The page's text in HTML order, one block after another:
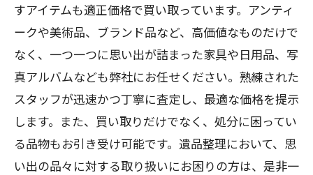
すアイテムも適正価格で買い取っています。アンティ
ークや美術品、ブランド品など、高価値なものだけで
なく、一つ一つに思い出が詰まった家具や日用品、写
真アルバムなども弊社にお任せください。熟練された
スタッフが迅速かつ丁寧に査定し、最適な価格を提示
します。また、買い取りだけでなく、処分に困ってい
る品物もお引き受け可能です。遺品整理において、思
い出の品々に対する取り扱いにお困りの方は、是非一